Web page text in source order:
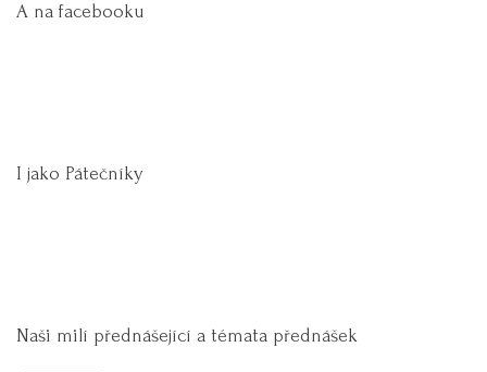
A na facebooku
I jako Pátečníky
Naši milí přednášející a témata přednášek